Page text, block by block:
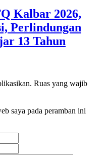
Kalbar 2026,
Perlindungan
13 Tahun
Ruas yang wajib
saya pada peramban ini